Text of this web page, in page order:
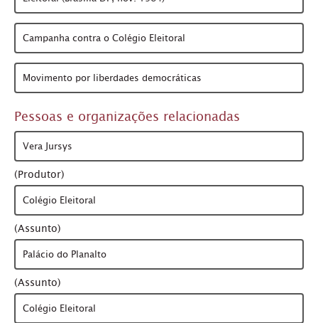
Campanha contra o Colégio Eleitoral
Movimento por liberdades democráticas
Pessoas e organizações relacionadas
Vera Jursys
(Produtor)
Colégio Eleitoral
(Assunto)
Palácio do Planalto
(Assunto)
Colégio Eleitoral